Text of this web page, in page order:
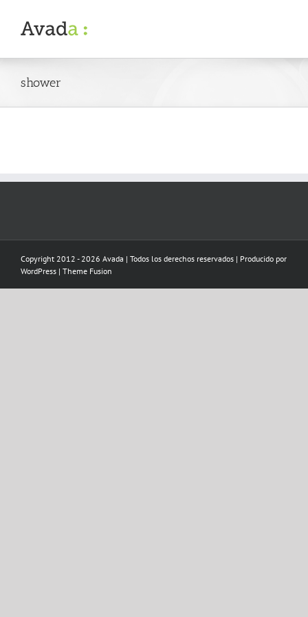
content
shower
Copyright 2012 - 2026 Avada | Todos los derechos reservados | Producido por
WordPress | Theme Fusion